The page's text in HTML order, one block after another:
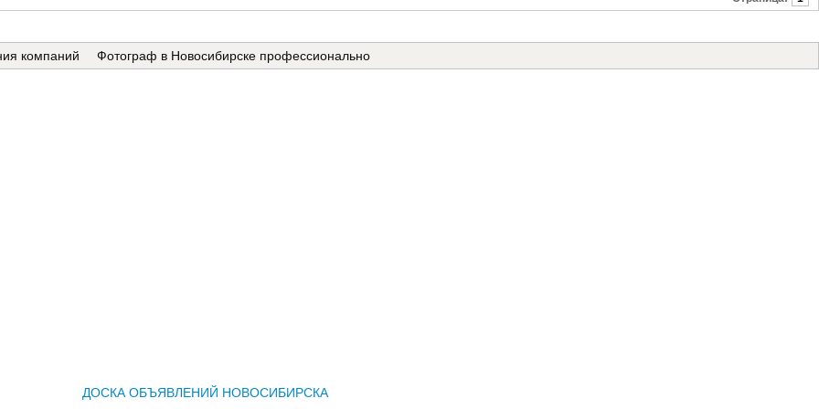
компаний Фотограф в Новосибирске профессионально
ДОСКА ОБЪЯВЛЕНИЙ НОВОСИБИРСКА